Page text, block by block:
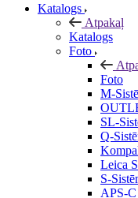
Katalogs
Atpakaļ
Katalogs
Foto
Foto
M-
SL-
Q-
Leica
S-
APS-